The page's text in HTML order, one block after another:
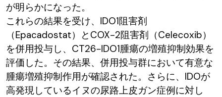
が明らかになった。
これらの結果を受け、IDO1阻害剤
（Epacadostat）とCOX-2阻害剤（Celecoxib）
を併用投与し、CT26-IDO1腫瘍の増殖抑制効果を
評価した。その結果、併用投与群において有意な
腫瘍増殖抑制作用が確認された。さらに、IDOが
高発現しているイヌの尿路上皮ガン症例に対し